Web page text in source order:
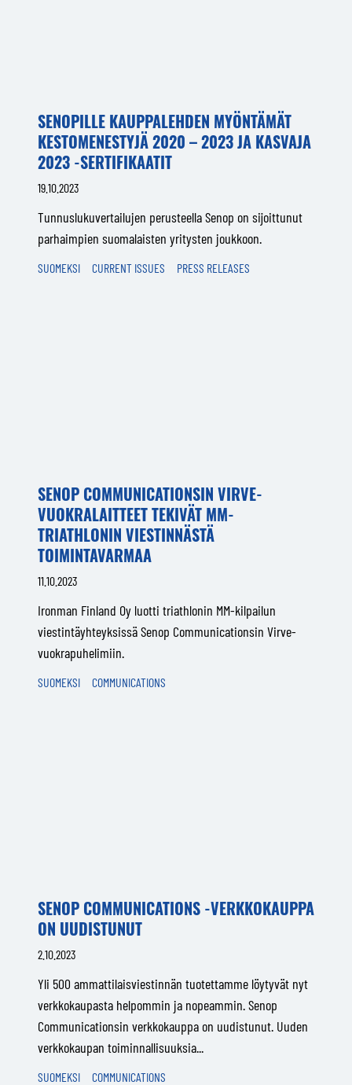
SENOPILLE KAUPPALEHDEN MYÖNTÄMÄT
KESTOMENESTYJÄ 2020 – 2023 JA KASVAJA
2023 -SERTIFIKAATIT
19.10.2023
Tunnuslukuvertailujen perusteella Senop on sijoittunut
parhaimpien suomalaisten yritysten joukkoon.
SUOMEKSI CURRENT ISSUES PRESS RELEASES
SENOP COMMUNICATIONSIN VIRVE-
VUOKRALAITTEET TEKIVÄT MM-
TRIATHLONIN VIESTINNÄSTÄ
TOIMINTAVARMAA
11.10.2023
Ironman Finland Oy luotti triathlonin MM-kilpailun
viestintäyhteyksissä Senop Communicationsin Virve-
vuokrapuhelimiin.
SUOMEKSI COMMUNICATIONS
SENOP COMMUNICATIONS -VERKKOKAUPPA
ON UUDISTUNUT
2.10.2023
Yli 500 ammattilaisviestinnän tuotettamme löytyvät nyt
verkkokaupasta helpommin ja nopeammin. Senop
Communicationsin verkkokauppa on uudistunut. Uuden
verkkokaupan toiminnallisuuksia...
SUOMEKSI COMMUNICATIONS